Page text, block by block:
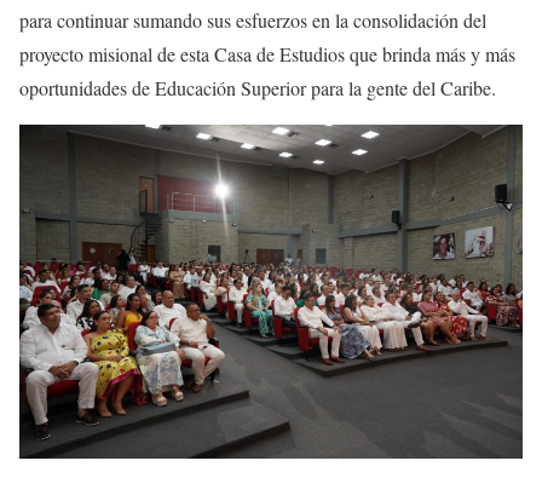
para continuar sumando sus esfuerzos en la consolidación del
proyecto misional de esta Casa de Estudios que brinda más y más
oportunidades de Educación Superior para la gente del Caribe.